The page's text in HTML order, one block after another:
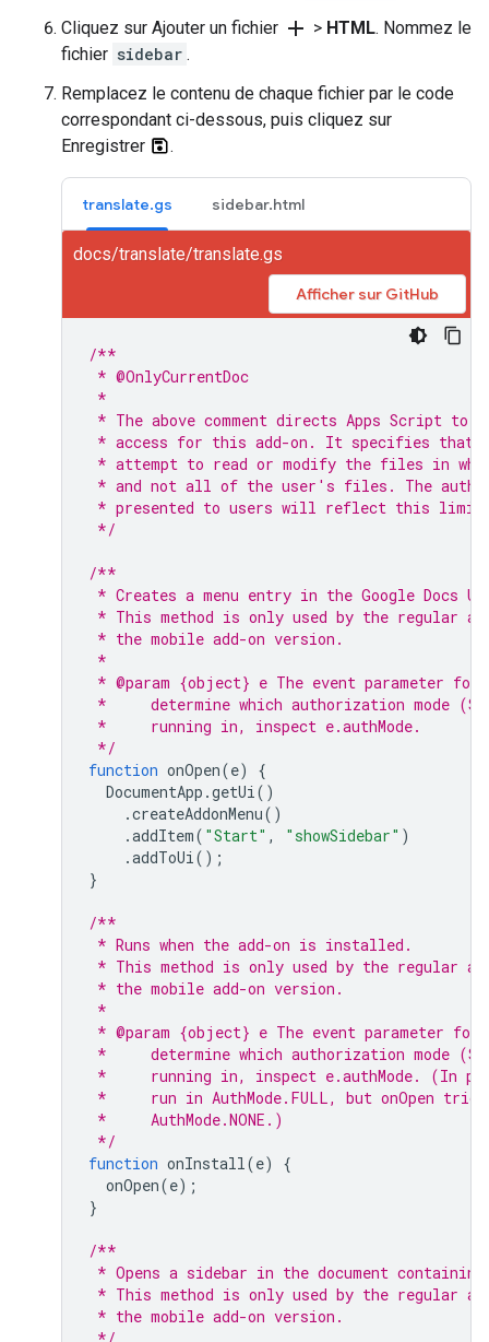
Cliquez sur Ajouter un fichier add > HTML. Nommez le
fichier sidebar .
Remplacez le contenu de chaque fichier par le code
correspondant ci-dessous, puis cliquez sur
Enregistrer
.
translate.gs sidebar.html
docs/translate/translate.gs
Afficher sur GitHub
/**
* @OnlyCurrentDoc
*
* The above comment directs Apps Script
* access for this add-on. It specifies that
* attempt to read or modify the files in
* and not all of the user's files. The
* presented to users will reflect this
*/
/**
* Creates a menu entry in the Google Docs UI
* This method is only used by the regular
* the mobile add-on version.
*
* @param {object} e The event parameter
*     determine which authorization mode
*     running in, inspect e.authMode.
*/
function onOpen(e)
{
DocumentApp .getUi()
.createAddonMenu()
.addItem( "Start" , "showSidebar" )
.addToUi();
}
/**
* Runs when the add-on is installed.
* This method is only used by the regular
* the mobile add-on version.
*
* @param {object} e The event parameter
*     determine which authorization mode
*     running in, inspect e.authMode. (In
*     run in AuthMode.FULL, but onOpen
*     AuthMode.NONE.)
*/
function onInstall(e)
{
onOpen(e);
}
/**
* Opens a sidebar in the document
* This method is only used by the regular
* the mobile add-on version.